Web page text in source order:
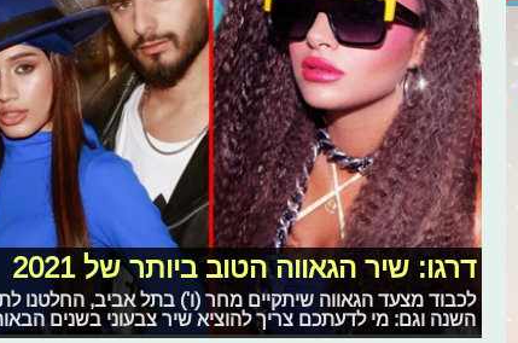
דרגו: שיר הגאווה הטוב ביותר של 2021
לכבוד מצעד הגאווה שיתקיים מחר (ו') בתל אביב, החלטנו
השנה וגם: מי לדעתכם צריך להוציא שיר צבעוני בשנים